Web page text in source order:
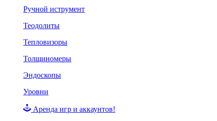
Ручной иструмент
Теодолиты
Тепловизоры
Толщиномеры
Эндоскопы
Уровни
Аренда игр и аккаунтов!